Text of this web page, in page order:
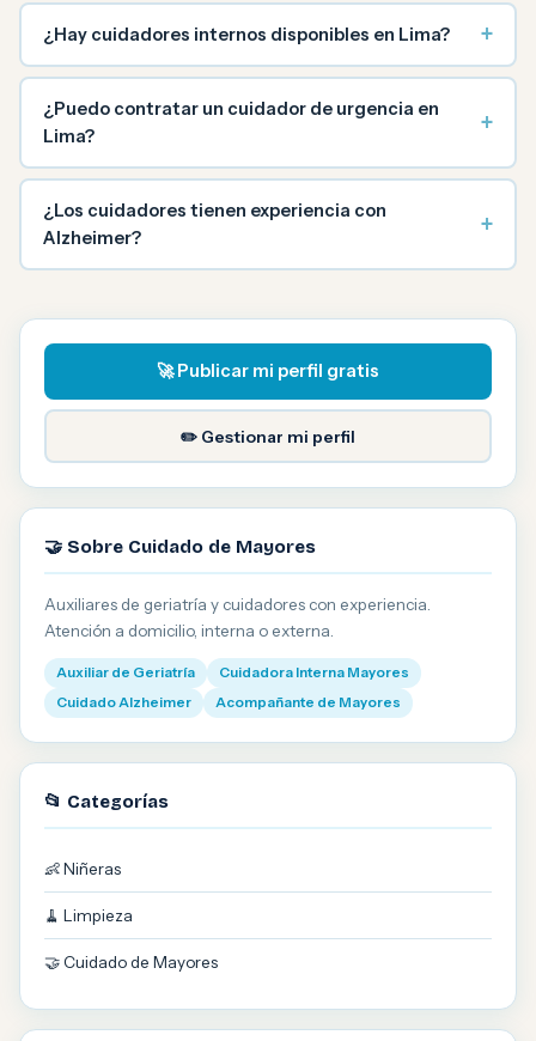
¿Hay cuidadores internos disponibles en Lima? +
¿Puedo contratar un cuidador de urgencia en
Lima?
+
¿Los cuidadores tienen experiencia con
Alzheimer?
+
🚀 Publicar mi perfil gratis
✏️ Gestionar mi perfil
🤝 Sobre Cuidado de Mayores
Auxiliares de geriatría y cuidadores con experiencia.
Atención a domicilio, interna o externa.
Auxiliar de Geriatría
Cuidadora Interna Mayores
Cuidado Alzheimer
Acompañante de Mayores
📂 Categorías
👶 Niñeras
🧹 Limpieza
🤝 Cuidado de Mayores